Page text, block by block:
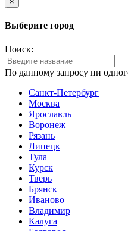
Выберите город
Поиск:
По данному запросу ни
Санкт-Петербург
Москва
Ярославль
Воронеж
Рязань
Липецк
Тула
Курск
Тверь
Брянск
Иваново
Владимир
Калуга